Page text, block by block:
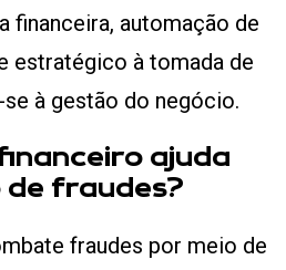
financeira, automação de
estratégico à tomada de
à gestão do negócio.
ajuda
de fraudes?
fraudes por meio de